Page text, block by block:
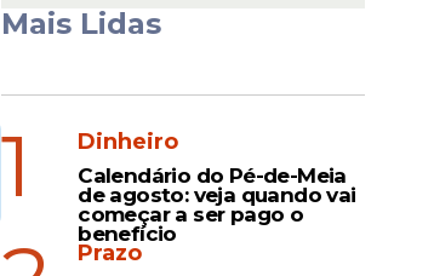
Mais Lidas
1 Dinheiro
Calendário do Pé-de-Meia
de agosto: veja quando vai
começar a ser pago o
benefício
Prazo